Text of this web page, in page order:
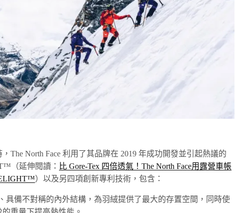
The North Face 利用了其品牌在 2019 年成功開發並引起熱議的
（延伸閱讀： 比 Gore-Tex 四倍透氣！The North Face用露營車帳
）以及另四項創新專利技術，包含：
具備不對稱的內外結構，為羽絨提供了最大的存置空間，同時使